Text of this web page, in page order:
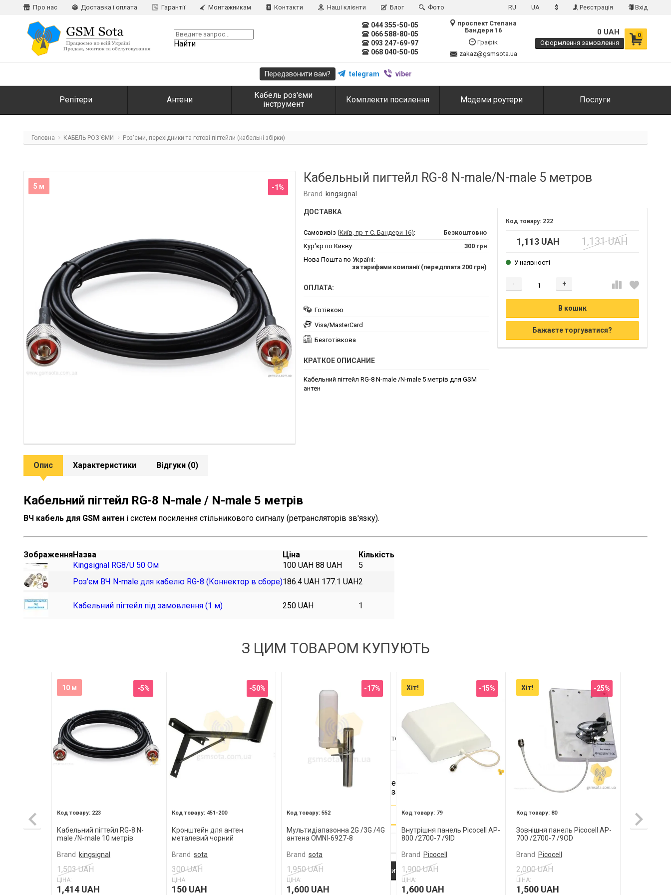
Про нас Доставка і оплата Гарантії Монтажникам Контакти Наші клієнти Блог Фото RU UA $ Реєстрація Вхід
Найти
044 355-50-05
066 588-80-05
093 247-69-97
068 040-50-05
проспект Степана
Бандери 16
Графік
zakaz@gsmsota.ua
0
0 UAH
Оформлення замовлення
Передзвонити вам? telegram viber
Репітери Антени
Кабель роз'єми
інструмент
Комплекти посилення Модеми роутери Послуги
Головна КАБЕЛЬ РОЗ'ЄМИ Роз'єми, перехідники та готові пігтейли (кабельні збірки)
-1%
5 м
Кабельный пигтейл RG-8 N-male/N-male 5 метров
Brand kingsignal
222
1,131 UAH
1,113 UAH
У наявності
- +
Додається...
В кошик
Додано
Бажаєте торгуватися?
ДОСТАВКА
Самовивіз (Київ, пр-т С. Бандери 16):
Безкоштовно
Кур'єр по Києву:
300 грн
Нова Пошта по Україні:
за тарифами компанії (передплата 200 грн)
ОПЛАТА:
Готівкою
Visa/MasterCard
Безготівкова
КРАТКОЕ ОПИСАНИЕ
Кабельний пігтейл RG-8 N-male /N-male 5 метрів для GSM
антен
Опис Характеристики Відгуки (0)
Кабельний пігтейл RG-8 N-male / N-male 5 метрів
ВЧ кабель для GSM антен і систем посилення стільникового сигналу (ретрансляторів зв'язку).
ЗображенняНазва Ціна
Кількість
Kingsignal RG8/U 50 Ом
100 UAH 88 UAH
5
Роз'єм ВЧ N-male для кабелю RG-8 (Коннектор в сборе)186.4 UAH 177.1 UAH2
Кабельний пігтейл під замовлення (1 м) 250 UAH 1
З ЦИМ ТОВАРОМ КУПУЮТЬ
10 м -5%
223
Кабельний пігтейл RG-8 N-
male /N-male 10 метрів
Brand kingsignal
1,503 UAH
ЦІНА:
1,414 UAH
-50%
451-200
Кронштейн для антен
металевий чорний
Brand sota
300 UAH
ЦІНА:
150 UAH
Повідомити про наявність товару
Ваш запит прийнято!
Ви отримаєте повідомлення про надходження
товару у продаж на вказані Вами контакти
Актуальность
- обязательно к заполнению
Проверка...
-17%
552
Мультидіапазонна 2G /3G /4G
антена OMNI-6927-8
Brand sota
1,950 UAH
ЦІНА:
1,600 UAH
Хіт! -15%
79
Внутрішня панель Picocell AP-
800 /2700-7 /9ID
Brand Picocell
1,900 UAH
ЦІНА:
1,600 UAH
Хіт! -25%
80
Зовнішня панель Picocell AP-
700 /2700-7 /9OD
Brand Picocell
2,000 UAH
ЦІНА:
1,500 UAH
Стельова